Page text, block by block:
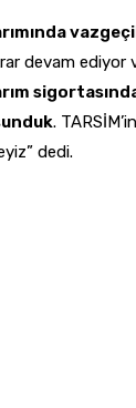
devam ediyor
.
dedi.